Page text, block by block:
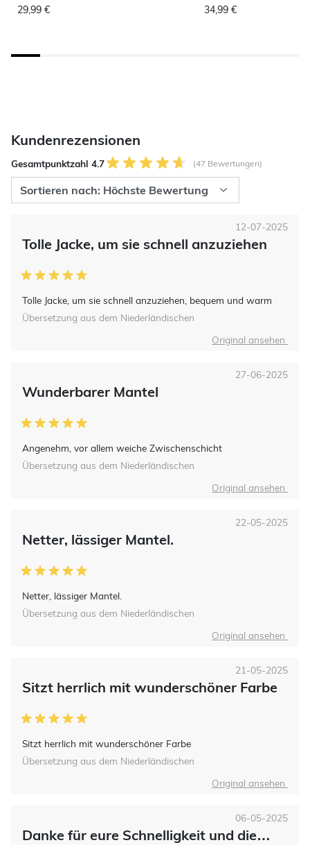
29,99 € 34,99 €
Kundenrezensionen
Gesamtpunktzahl 4.7 (47 Bewertungen)
Tolle Jacke, um sie schnell anzuziehen
Tolle Jacke, um sie schnell anzuziehen, bequem und warm
12-07-2025
Übersetzung aus dem Niederländischen
Original ansehen
Wunderbarer Mantel
Angenehm, vor allem weiche Zwischenschicht
27-06-2025
Übersetzung aus dem Niederländischen
Original ansehen
Netter, lässiger Mantel.
Netter, lässiger Mantel.
22-05-2025
Übersetzung aus dem Niederländischen
Original ansehen
Sitzt herrlich mit wunderschöner Farbe
Sitzt herrlich mit wunderschöner Farbe
21-05-2025
Übersetzung aus dem Niederländischen
Original ansehen
Danke für eure Schnelligkeit und die…
06-05-2025